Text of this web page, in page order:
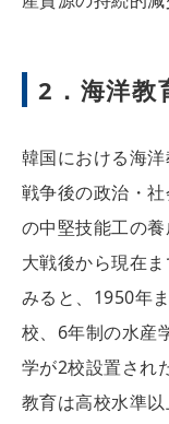
2．海洋教
韓国における海
戦争後の政治・
の中堅技能工の
大戦後から現在
みると、1950年
校、6年制の水産
学が2校設置され
教育は高校水準